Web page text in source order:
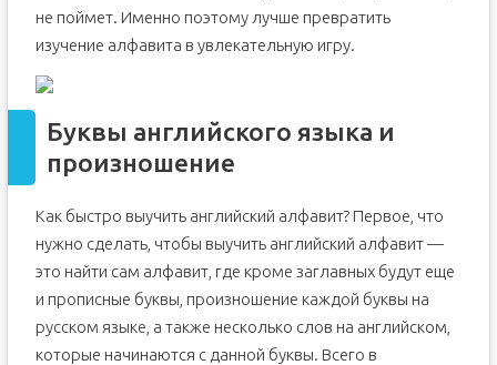
не поймет. Именно поэтому лучше превратить
изучение алфавита в увлекательную игру.
Буквы английского языка и
произношение
Как быстро выучить английский алфавит? Первое, что
нужно сделать, чтобы выучить английский алфавит —
это найти сам алфавит, где кроме заглавных будут еще
и прописные буквы, произношение каждой буквы на
русском языке, а также несколько слов на английском,
которые начинаются с данной буквы. Всего в